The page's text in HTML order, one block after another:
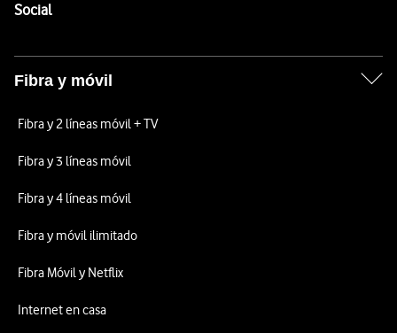
SocialEnlaces a las redes sociales de Vodafone
Fibra y móvil
Fibra y 2 líneas móvil + TV
Fibra y 3 líneas móvil
Fibra y 4 líneas móvil
Fibra y móvil ilimitado
Fibra Móvil y Netflix
Internet en casa